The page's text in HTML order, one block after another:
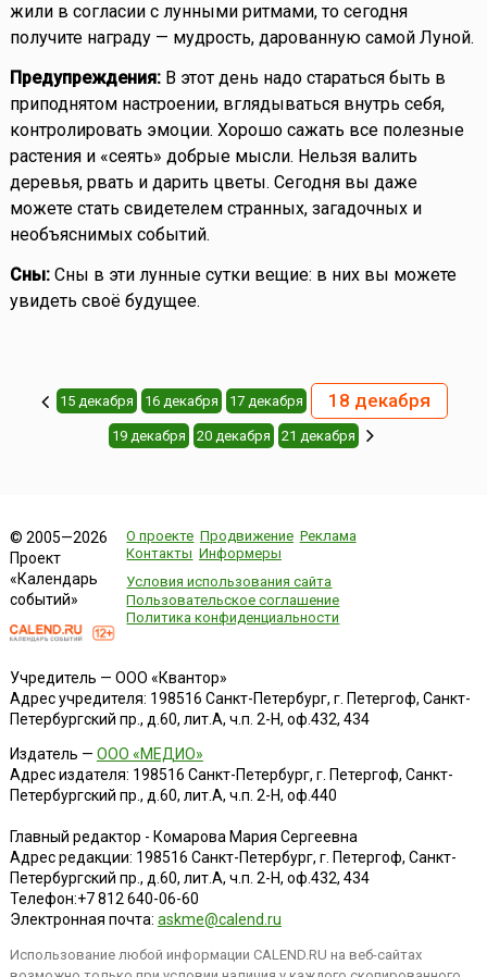
жили в согласии с лунными ритмами, то сегодня
получите награду — мудрость, дарованную самой Луной.
Предупреждения:В этот день надо стараться быть в
приподнятом настроении, вглядываться внутрь себя,
контролировать эмоции. Хорошо сажать все полезные
растения и «сеять» добрые мысли. Нельзя валить
деревья, рвать и дарить цветы. Сегодня вы даже
можете стать свидетелем странных, загадочных и
необъяснимых событий.
Сны:Сны в эти лунные сутки вещие: в них вы можете
увидеть своё будущее.
15 декабря 16 декабря 17 декабря 18 декабря
19 декабря 20 декабря 21 декабря
© 2005—2026
Проект
«Календарь
событий»
О проекте Продвижение Реклама
Контакты Информеры
Условия использования сайта
Пользовательское соглашение
Политика конфиденциальности
Учредитель — ООО «Квантор»
Адрес учредителя: 198516 Санкт-Петербург, г. Петергоф, Санкт-
Петербургский пр., д.60, лит.А, ч.п. 2-Н, оф.432, 434
Издатель — ООО «МЕДИО»
Адрес издателя: 198516 Санкт-Петербург, г. Петергоф, Санкт-
Петербургский пр., д.60, лит.А, ч.п. 2-Н, оф.440
Главный редактор - Комарова Мария Сергеевна
Адрес редакции: 198516 Санкт-Петербург, г. Петергоф, Санкт-
Петербургский пр., д.60, лит.А, ч.п. 2-Н, оф.432, 434
Телефон:+7 812 640-06-60
Электронная почта: askme@calend.ru
Использование любой информации CALEND.RU на веб-сайтах